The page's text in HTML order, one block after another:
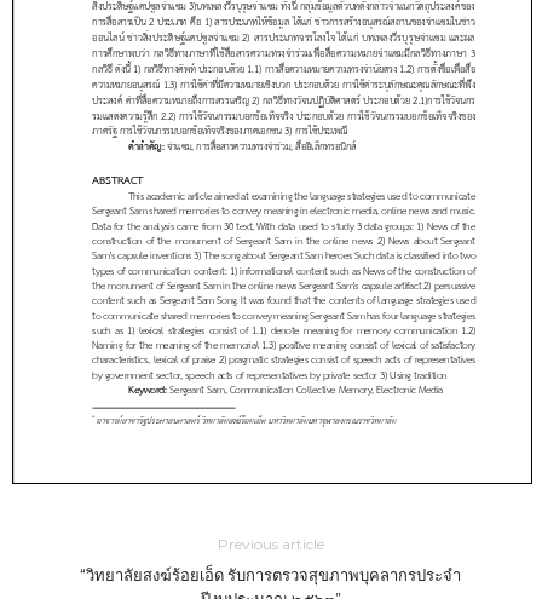
Previous article
“วิทยาลัยสงฆ์ร้อยเอ็ด รับการตรวจสุขภาพบุคลากรประจำ